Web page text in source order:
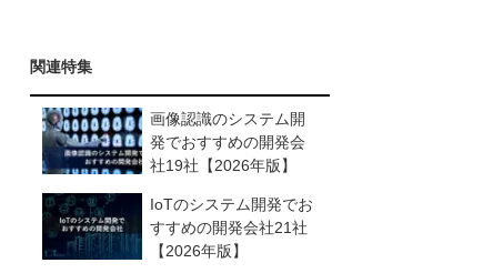
関連特集
画像認識のシステム開
発でおすすめの開発会
社19社【2026年版】
IoTのシステム開発でお
すすめの開発会社21社
【2026年版】